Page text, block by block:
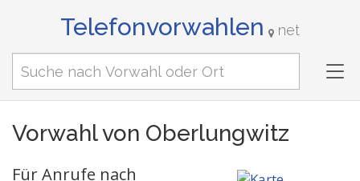
Telefonvorwahlen net
Vorwahl von Oberlungwitz
Für Anrufe nach